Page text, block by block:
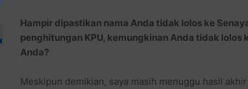
Hampir dipastikan nama Anda tidak lolos ke
penghitungan KPU, kemungkinan Anda tidak lolos
Anda?
Meskipun demikian, saya masih menuggu hasil